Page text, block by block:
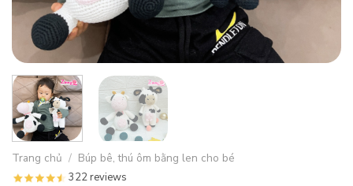
Trang chủ / Búp bê, thú ôm bằng len cho bé
322 reviews